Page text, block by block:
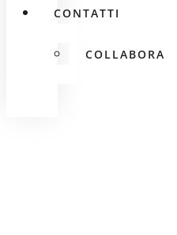
CONTATTI
COLLABORA